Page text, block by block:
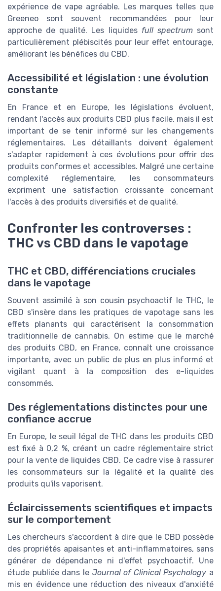
expérience de vape agréable. Les marques telles que
Greeneo sont souvent recommandées pour leur
approche de qualité. Les liquides full spectrumsont
particulièrement plébiscités pour leur effet entourage,
améliorant les bénéfices du CBD.
Accessibilité et législation : une évolution
constante
En France et en Europe, les législations évoluent,
rendant l'accès aux produits CBD plus facile, mais il est
important de se tenir informé sur les changements
réglementaires. Les détaillants doivent également
s'adapter rapidement à ces évolutions pour offrir des
produits conformes et accessibles. Malgré une certaine
complexité réglementaire, les consommateurs
expriment une satisfaction croissante concernant
l'accès à des produits diversifiés et de qualité.
Confronter les controverses :
THC vs CBD dans le vapotage
THC et CBD, différenciations cruciales
dans le vapotage
Souvent assimilé à son cousin psychoactif le THC, le
CBD s'insère dans les pratiques de vapotage sans les
effets planants qui caractérisent la consommation
traditionnelle de cannabis. On estime que le marché
des produits CBD, en France, connaît une croissance
importante, avec un public de plus en plus informé et
vigilant quant à la composition des e-liquides
consommés.
Des réglementations distinctes pour une
confiance accrue
En Europe, le seuil légal de THC dans les produits CBD
est fixé à 0,2 %, créant un cadre réglementaire strict
pour la vente de liquides CBD. Ce cadre vise à rassurer
les consommateurs sur la légalité et la qualité des
produits qu'ils vaporisent.
Éclaircissements scientifiques et impacts
sur le comportement
Les chercheurs s'accordent à dire que le CBD possède
des propriétés apaisantes et anti-inflammatoires, sans
générer de dépendance ni d'effet psychoactif. Une
étude publiée dans le Journal of Clinical Psychology a
mis en évidence une réduction des niveaux d'anxiété